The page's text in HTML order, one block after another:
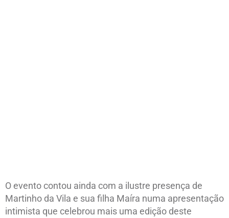
O evento contou ainda com a ilustre presença de
Martinho da Vila e sua filha Maíra numa apresentação
intimista que celebrou mais uma edição deste